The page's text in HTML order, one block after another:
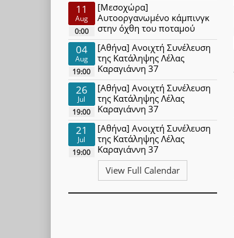
11
Aug
0:00
[Μεσοχώρα]
Αυτοοργανωμένο κάμπινγκ
στην όχθη του ποταμού
04
Aug
19:00
[Αθήνα] Ανοιχτή Συνέλευση
της Κατάληψης Λέλας
Καραγιάννη 37
26
Jul
19:00
[Αθήνα] Ανοιχτή Συνέλευση
της Κατάληψης Λέλας
Καραγιάννη 37
21
Jul
19:00
[Αθήνα] Ανοιχτή Συνέλευση
της Κατάληψης Λέλας
Καραγιάννη 37
View Full Calendar